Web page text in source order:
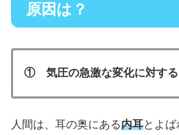
原因は？
① 気圧の急激な変化に対する
人間は、耳の奥にある内耳とよば